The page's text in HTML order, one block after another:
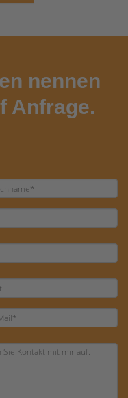
nennen
Anfrage.